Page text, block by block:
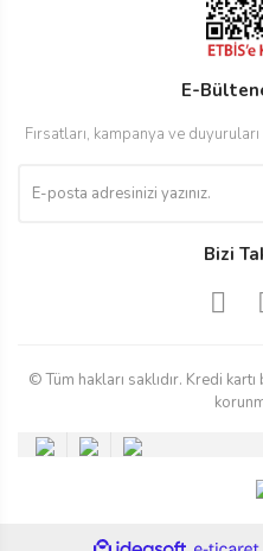
E-
Fırsatları, kampanya ve
Bizi
© Tüm hakları saklıdır. Kredi